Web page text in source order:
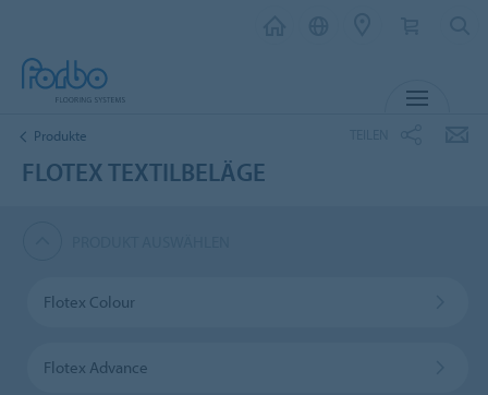
Produkte
FLOTEX TEXTILBELÄGE
Flotex Colour
Flotex Advance